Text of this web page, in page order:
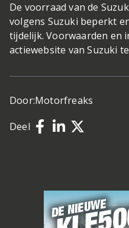
De voorraad van de
volgens Suzuki beperkt
tijdelijk. Voorwaarden en
actiewebsite van Suzuki
Door:Motorfreaks
Deel